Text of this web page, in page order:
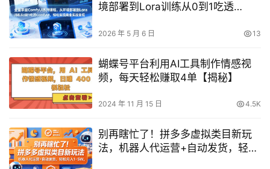
境部署到Lora训练从0到1吃透
2026 年 5 月 6 日 13
蝴蝶号平台利用AI工具制作情感视
频，每天轻松赚取4单【揭秘】
2024 年 11 月 15 日 4.5K
别再瞎忙了！拼多多虚拟类目新玩
法，机器人代运营+自动发货，轻松